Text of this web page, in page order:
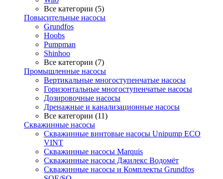
Все категории (5)
Повысительные насосы
Grundfos
Hoobs
Pumpman
Shinhoo
Все категории (7)
Промышленные насосы
Вертикальные многоступенчатые насосы
Горизонтальные многоступенчатые насосы
Дозировочные насосы
Дренажные и канализационные насосы
Все категории (11)
Скважинные насосы
Скважинные винтовые насосы Unipump ECO
VINT
Скважинные насосы Marquis
Скважинные насосы Джилекс Водомёт
Скважинные насосы и Комплекты Grundfos